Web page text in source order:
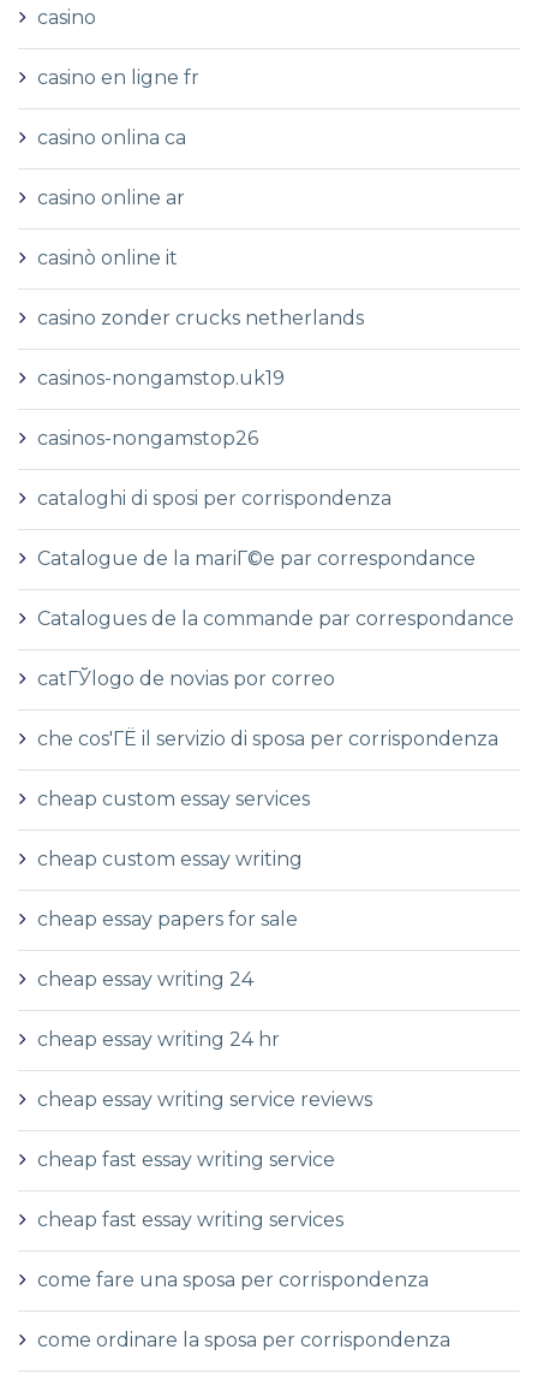
casino
casino en ligne fr
casino onlina ca
casino online ar
casinò online it
casino zonder crucks netherlands
casinos-nongamstop.uk19
casinos-nongamstop26
cataloghi di sposi per corrispondenza
Catalogue de la mariГ©e par correspondance
Catalogues de la commande par correspondance
catГЎlogo de novias por correo
che cos'ГЁ il servizio di sposa per corrispondenza
cheap custom essay services
cheap custom essay writing
cheap essay papers for sale
cheap essay writing 24
cheap essay writing 24 hr
cheap essay writing service reviews
cheap fast essay writing service
cheap fast essay writing services
come fare una sposa per corrispondenza
come ordinare la sposa per corrispondenza